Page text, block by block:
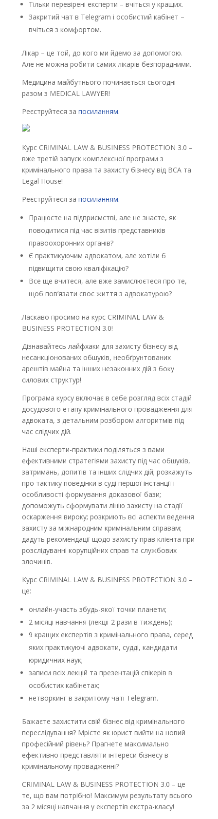
Тільки перевірені експерти – вчіться у кращих.
Закритий чат в Telegram і особистий кабінет –
вчіться з комфортом.
Лікар – це той, до кого ми йдемо за допомогою.
Але не можна робити самих лікарів безпорадними.
Медицина майбутнього починається сьогодні
разом з MEDICAL LAWYER!
Реєструйтеся за посиланням.
Курс CRIMINAL LAW & BUSINESS PROTECTION 3.0 –
вже третій запуск комплексної програми з
кримінального права та захисту бізнесу від ВСА та
Legal House!
Реєструйтеся за посиланням.
Працюєте на підприємстві, але не знаєте, як
поводитися під час візитів представників
правоохоронних органів?
Є практикуючим адвокатом, але хотіли б
підвищити свою кваліфікацію?
Все ще вчитеся, але вже замислюєтеся про те,
щоб пов’язати своє життя з адвокатурою?
Ласкаво просимо на курс CRIMINAL LAW &
BUSINESS PROTECTION 3.0!
Дізнавайтесь лайфхаки для захисту бізнесу від
несанкціонованих обшуків, необґрунтованих
арештів майна та інших незаконних дій з боку
силових структур!
Програма курсу включає в себе розгляд всіх стадій
досудового етапу кримінального провадження для
адвоката, з детальним розбором алгоритмів під
час слідчих дій.
Наші експерти-практики поділяться з вами
ефективними стратегіями захисту під час обшуків,
затримань, допитів та інших слідчих дій; розкажуть
про тактику поведінки в суді першої інстанції і
особливості формування доказової бази;
допоможуть сформувати лінію захисту на стадії
оскарження вироку; розкриють всі аспекти ведення
захисту за міжнародним кримінальним справам;
дадуть рекомендації щодо захисту прав клієнта при
розслідуванні корупційних справ та службових
злочинів.
Курс CRIMINAL LAW & BUSINESS PROTECTION 3.0 –
це:
онлайн-участь збудь-якої точки планети;
2 місяці навчання (лекції 2 рази в тиждень);
9 кращих експертів з кримінального права, серед
яких практикуючі адвокати, судді, кандидати
юридичних наук;
записи всіх лекцій та презентацій спікерів в
особистих кабінетах;
нетворкинг в закритому чаті Telegram.
Бажаєте захистити свій бізнес від кримінального
переслідування? Мрієте як юрист вийти на новий
професійний рівень? Прагнете максимально
ефективно представляти інтереси бізнесу в
кримінальному провадженні?
CRIMINAL LAW & BUSINESS PROTECTION 3.0 – це
те, що вам потрібно! Максимум результату всього
за 2 місяці навчання у експертів екстра-класу!